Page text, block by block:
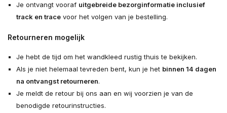
Je ontvangt vooraf uitgebreide bezorginformatie inclusief
track en tracevoor het volgen van je bestelling.
Retourneren mogelijk
Je hebt de tijd om het wandkleed rustig thuis te bekijken.
Als je niet helemaal tevreden bent, kun je het binnen 14 dagen
na ontvangst retourneren.
Je meldt de retour bij ons aan en wij voorzien je van de
benodigde retourinstructies.